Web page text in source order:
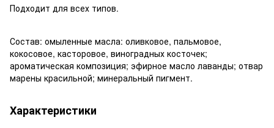
Подходит для всех типов.
Состав: омыленные масла: оливковое, пальмовое,
кокосовое, касторовое, виноградных косточек;
ароматическая композиция; эфирное масло лаванды; отвар
марены красильной; минеральный пигмент.
Характеристики